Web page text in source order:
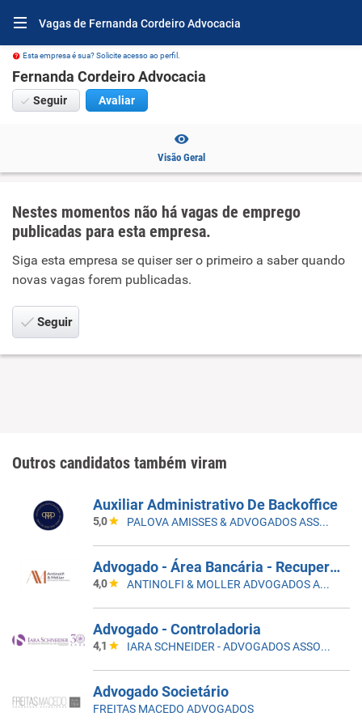
Vagas de Fernanda Cordeiro Advocacia
Esta empresa é sua? Solicite acesso ao perfil.
Fernanda Cordeiro Advocacia
Seguir Avaliar
Visão Geral
Nestes momentos não há vagas de emprego
publicadas para esta empresa.
Siga esta empresa se quiser ser o primeiro a saber quando
novas vagas forem publicadas.
Seguir
Outros candidatos também viram
Auxiliar Administrativo De Backoffice
5,0 PALOVA AMISSES & ADVOGADOS ASSOCIADOS
Advogado - Área Bancária - Recuperaçao Judicial
4,0 ANTINOLFI & MOLLER ADVOGADOS ASSOCIADOS
Advogado - Controladoria
4,1 IARA SCHNEIDER - ADVOGADOS ASSOCIADOS
Advogado Societário
FREITAS MACEDO ADVOGADOS